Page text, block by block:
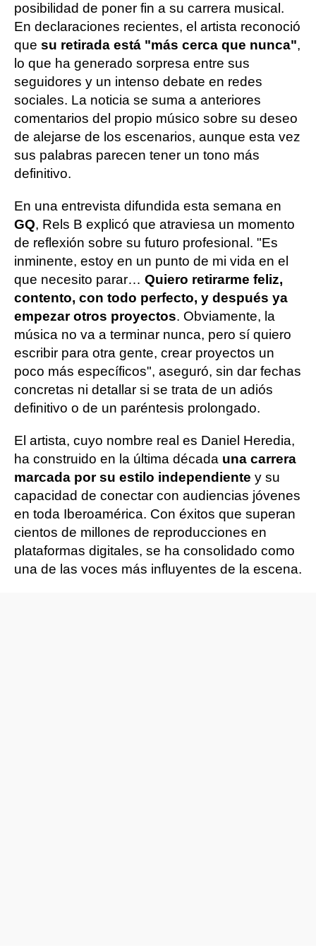
posibilidad de poner fin a su carrera musical.
En declaraciones recientes, el artista reconoció
que su retirada está "más cerca que nunca",
lo que ha generado sorpresa entre sus
seguidores y un intenso debate en redes
sociales. La noticia se suma a anteriores
comentarios del propio músico sobre su deseo
de alejarse de los escenarios, aunque esta vez
sus palabras parecen tener un tono más
definitivo.
En una entrevista difundida esta semana en
GQ, Rels B explicó que atraviesa un momento
de reflexión sobre su futuro profesional. "Es
inminente, estoy en un punto de mi vida en el
que necesito parar… Quiero retirarme feliz,
contento, con todo perfecto, y después ya
empezar otros proyectos. Obviamente, la
música no va a terminar nunca, pero sí quiero
escribir para otra gente, crear proyectos un
poco más específicos", aseguró, sin dar fechas
concretas ni detallar si se trata de un adiós
definitivo o de un paréntesis prolongado.
El artista, cuyo nombre real es Daniel Heredia,
ha construido en la última década una carrera
marcada por su estilo independiente y su
capacidad de conectar con audiencias jóvenes
en toda Iberoamérica. Con éxitos que superan
cientos de millones de reproducciones en
plataformas digitales, se ha consolidado como
una de las voces más influyentes de la escena.